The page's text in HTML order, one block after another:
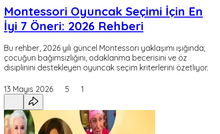
Montessori Oyuncak Seçimi İçin En
İyi 7 Öneri: 2026 Rehberi
Bu rehber, 2026 yılı güncel Montessori yaklaşımı ışığında;
çocuğun bağımsızlığını, odaklanma becerisini ve öz
disiplinini destekleyen oyuncak seçim kriterlerini özetliyor.
13 Mayıs 2026 5 1